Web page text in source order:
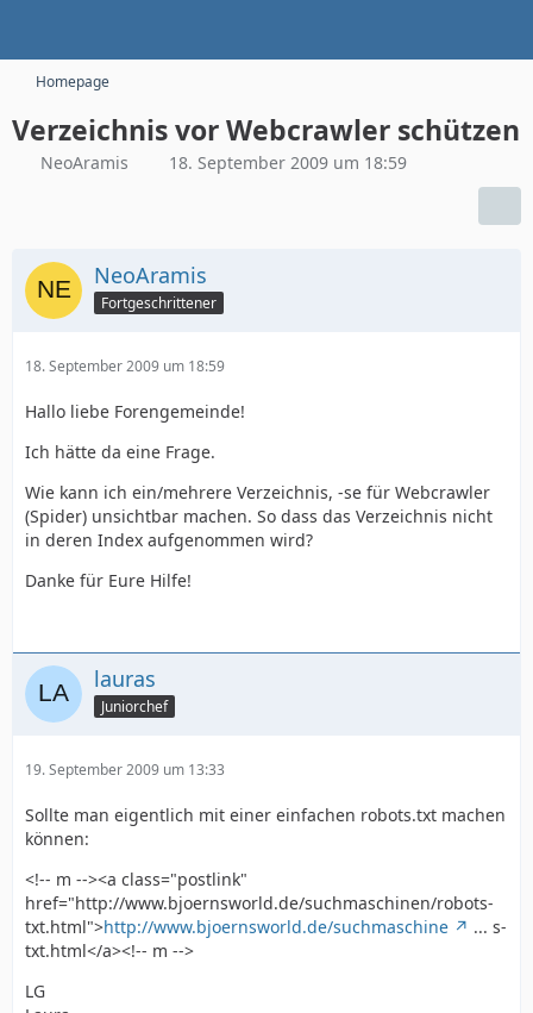
Homepage
Verzeichnis vor Webcrawler schützen
NeoAramis 18. September 2009 um 18:59
NeoAramis
Fortgeschrittener
18. September 2009 um 18:59
Hallo liebe Forengemeinde!
Ich hätte da eine Frage.
Wie kann ich ein/mehrere Verzeichnis, -se für Webcrawler
(Spider) unsichtbar machen. So dass das Verzeichnis nicht
in deren Index aufgenommen wird?
Danke für Eure Hilfe!
lauras
Juniorchef
19. September 2009 um 13:33
Sollte man eigentlich mit einer einfachen robots.txt machen
können:
<!-- m --><a class="postlink"
href="http://www.bjoernsworld.de/suchmaschinen/robots-
txt.html">http://www.bjoernsworld.de/suchmaschine
... s-
txt.html</a><!-- m -->
LG